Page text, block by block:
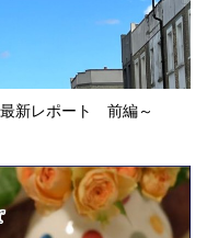
新レポート 前編～